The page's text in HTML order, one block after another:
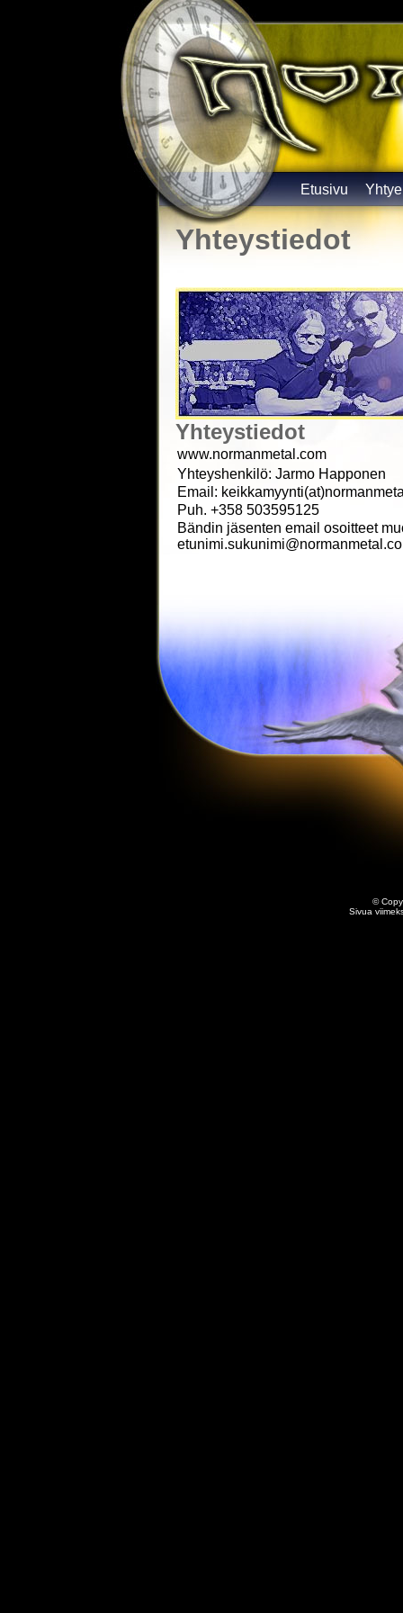
Etusivu Yhtye
Yhteystiedot
Yhteystiedot
www.normanmetal.com
Yhteyshenkilö: Jarmo Happonen
Email:
Puh. +358 503595125
Bändin jäsenten email osoitteet
©
Sivua